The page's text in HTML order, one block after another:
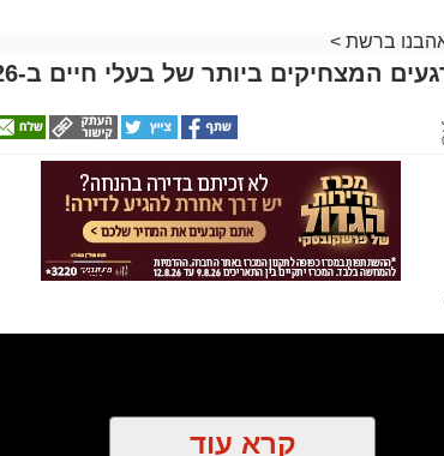
ברשת >
המצחיקים ביותר של בעלי חיים ב-2026
קרא עוד